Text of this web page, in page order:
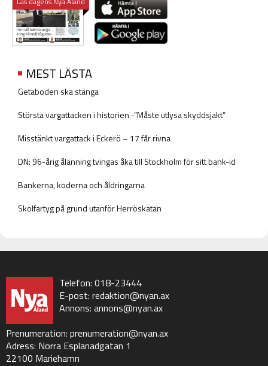
MEST LÄSTA
Getaboden ska stänga
Största vargattacken i historien -”Måste utlysa skyddsjakt”
Misstänkt vargattack i Eckerö – 17 får rivna
DN: 96-årig ålänning tvingas åka till Stockholm för sitt bank-id
Bankerna, koderna och åldringarna
Skolfartyg på grund utanför Herröskatan
Telefon: 018-23444
E-post: redaktion@nyan.ax
Annons: annons@nyan.ax
Prenumeration: prenumeration@nyan.ax
Adress: Norra Esplanadgatan 1
22100 Mariehamn